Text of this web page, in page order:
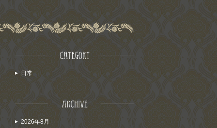
日常
2026年8月